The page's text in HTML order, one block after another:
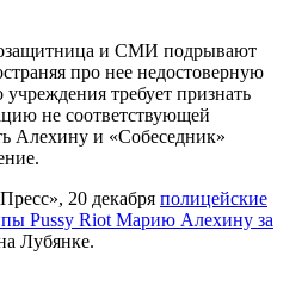
и СМИ подрывают
про нее недостоверную
требует признать
не соответствующей
Алехину и «Собеседник»
20 декабря полицейские
Pussy Riot Марию Алехину за
Лубянке.